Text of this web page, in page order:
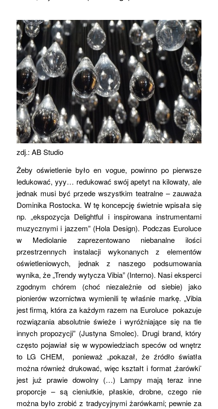
zdj.: AB Studio
Żeby oświetlenie było en vogue, powinno po pierwsze
ledukować, yyy… redukować swój apetyt na kilowaty, ale
jednak musi być przede wszystkim teatralne – zauważa
Dominika Rostocka. W tę koncepcję świetnie wpisała się
np. „ekspozycja Delightful i inspirowana instrumentami
muzycznymi i jazzem” (Hola Design). Podczas Euroluce
w Mediolanie zaprezentowano niebanalne ilości
przestrzennych instalacji wykonanych z elementów
oświetleniowych, jednak z naszego podsumowania
wynika, że „Trendy wytycza Vibia” (Interno). Nasi eksperci
zgodnym chórem (choć niezależnie od siebie) jako
pionierów wzornictwa wymienili tę właśnie markę. „Vibia
jest firmą, która za każdym razem na Euroluce pokazuje
rozwiązania absolutnie świeże i wyróżniające się na tle
innych propozycji” (Justyna Smolec). Drugi brand, który
często pojawiał się w wypowiedziach speców od wnętrz
to LG CHEM, ponieważ „pokazał, że źródło światła
można również drukować, więc kształt i format ‚żarówki’
jest już prawie dowolny (…) Lampy mają teraz inne
proporcje – są cieniutkie, płaskie, drobne, czego nie
można było zrobić z tradycyjnymi żarówkami; pewnie za